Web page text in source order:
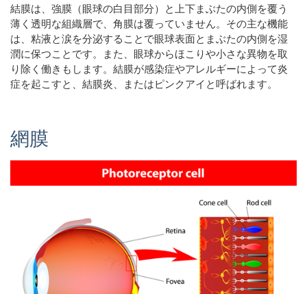
結膜は、強膜（眼球の白目部分）と上下まぶたの内側を覆う
薄く透明な組織層で、角膜は覆っていません。その主な機能
は、粘液と涙を分泌することで眼球表面とまぶたの内側を湿
潤に保つことです。また、眼球からほこりや小さな異物を取
り除く働きもします。結膜が感染症やアレルギーによって炎
症を起こすと、結膜炎、またはピンクアイと呼ばれます。
網膜